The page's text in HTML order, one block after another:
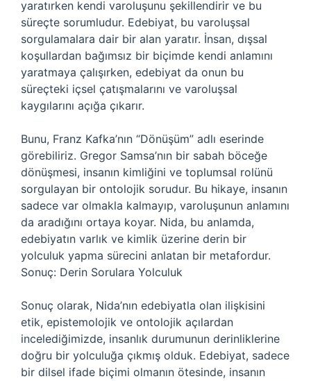
yaratırken kendi varoluşunu şekillendirir ve bu
süreçte sorumludur. Edebiyat, bu varoluşsal
sorgulamalara dair bir alan yaratır. İnsan, dışsal
koşullardan bağımsız bir biçimde kendi anlamını
yaratmaya çalışırken, edebiyat da onun bu
süreçteki içsel çatışmalarını ve varoluşsal
kaygılarını açığa çıkarır.
Bunu, Franz Kafka’nın “Dönüşüm” adlı eserinde
görebiliriz. Gregor Samsa’nın bir sabah böceğe
dönüşmesi, insanın kimliğini ve toplumsal rolünü
sorgulayan bir ontolojik sorudur. Bu hikaye, insanın
sadece var olmakla kalmayıp, varoluşunun anlamını
da aradığını ortaya koyar. Nida, bu anlamda,
edebiyatın varlık ve kimlik üzerine derin bir
yolculuk yapma sürecini anlatan bir metafordur.
Sonuç: Derin Sorulara Yolculuk
Sonuç olarak, Nida’nın edebiyatla olan ilişkisini
etik, epistemolojik ve ontolojik açılardan
incelediğimizde, insanlık durumunun derinliklerine
doğru bir yolculuğa çıkmış olduk. Edebiyat, sadece
bir dilsel ifade biçimi olmanın ötesinde, insanın